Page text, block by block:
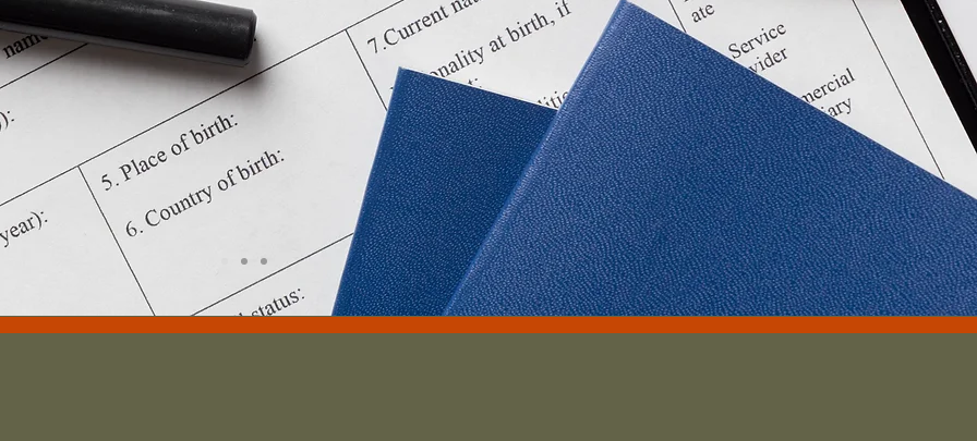
de Inmigración
a Ducky Behavioral Solutions Inc. en su camino hacia la